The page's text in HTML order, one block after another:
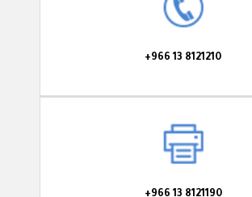
+966 13 8121210
+966 13 8121190